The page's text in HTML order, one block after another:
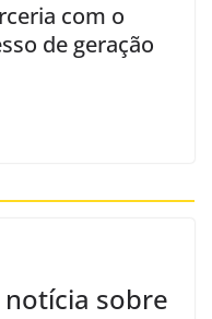
com o
de geração
notícia sobre